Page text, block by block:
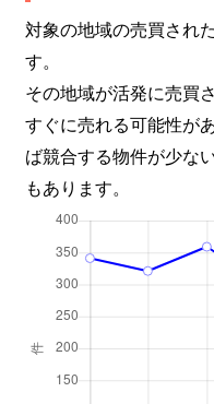
対象の地域の売買され
す。
その地域が活発に売買
すぐに売れる可能性が
ば競合する物件が少な
もあります。